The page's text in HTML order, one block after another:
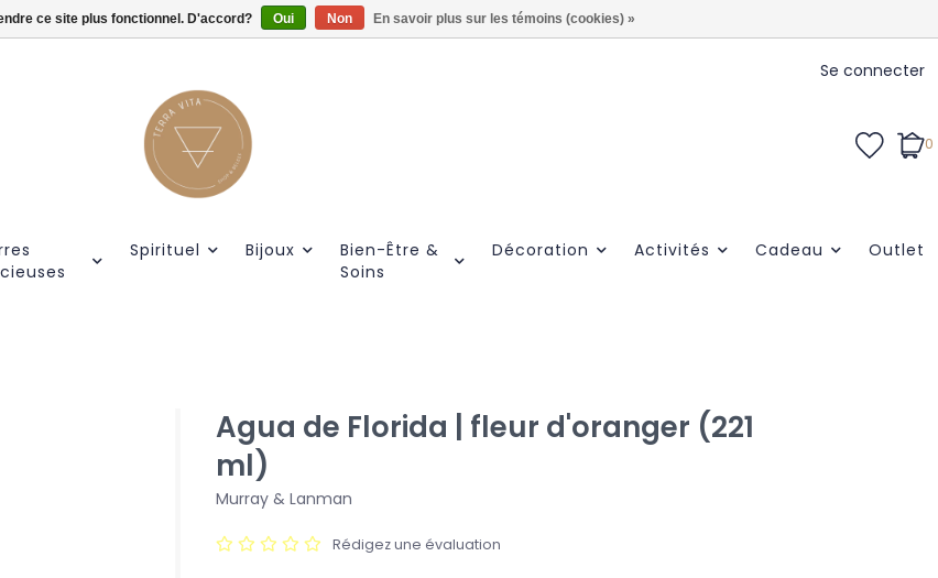
Gratis verzendig vanaf €55.
Se connecter
0
Spirituel Bijoux
Bien-Être &
Soins
Décoration Activités Cadeau Outlet
Agua de Florida | fleur d'oranger (221
ml)
Murray & Lanman
Rédigez une évaluation
ce site plus fonctionnel. D'accord? Oui Non En savoir plus sur les témoins (cookies) »